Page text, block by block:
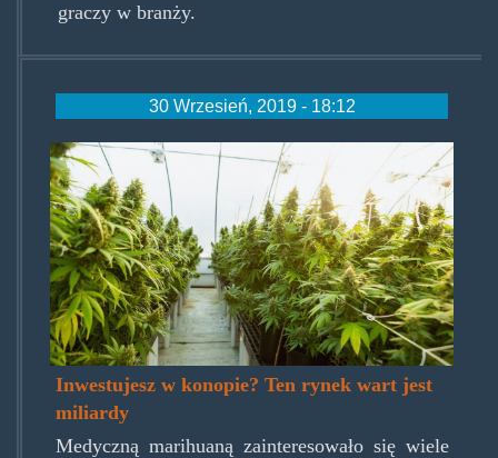
graczy w branży.
30 Wrzesień, 2019 - 18:12
inwestujesz-
w-
konopie-
ten-
rynek-
wart-
jest-
miliardy.jpg
Inwestujesz w konopie? Ten rynek wart jest
miliardy
Medyczną marihuaną zainteresowało się wiele